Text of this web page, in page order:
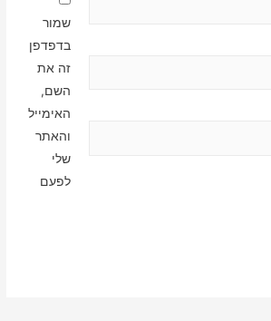
שמור
בדפדפן
זה את
השם,
האימייל
והאתר
שלי
לפעם